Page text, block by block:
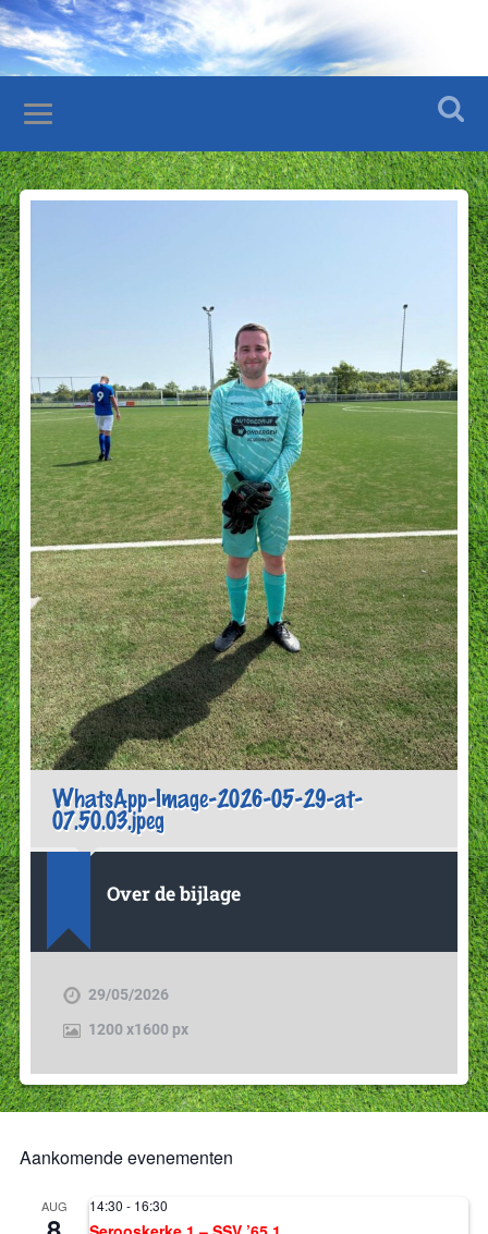
WhatsApp-Image-2026-05-29-at-
07.50.03.jpeg
Over de bijlage
29/05/2026
1200x1600 px
Aankomende evenementen
AUG 14:30 - 16:30